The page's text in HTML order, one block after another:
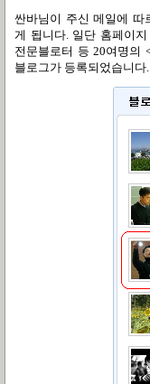
싼바님이 주신 메일에 따
게 됩니다. 일단 홈페이
전문블로터 등 20여명의
블로그가 등록되었습니다.